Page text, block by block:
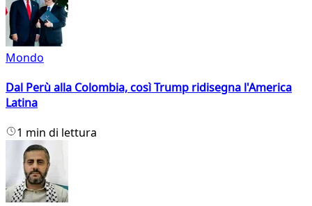
Mondo
Dal Perù alla Colombia, così Trump ridisegna l'America
Latina
1 min di lettura